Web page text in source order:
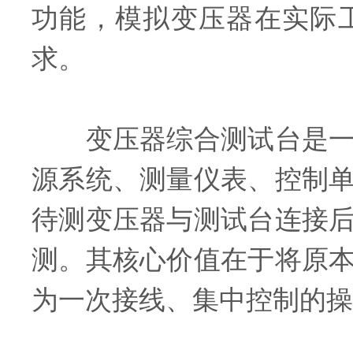
功能，模拟变压器在实际
求。
变压器综合测试台是一
源系统、测量仪表、控制
待测变压器与测试台连接
测。其核心价值在于将原
为一次接线、集中控制的